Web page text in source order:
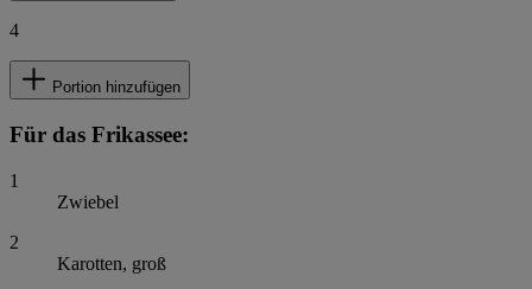
4
Portion hinzufügen
Für das Frikassee:
1
Zwiebel
2
Karotten, groß